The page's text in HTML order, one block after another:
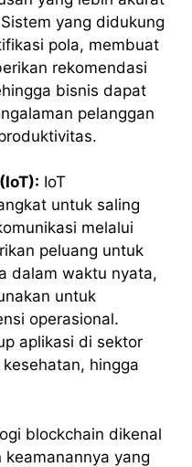
yang didukung
pola, membuat
rekomendasi
bisnis dapat
pelanggan
IoT
untuk saling
melalui
peluang untuk
dalam waktu nyata,
untuk
operasional.
aplikasi di sektor
hingga
blockchain dikenal
keamanannya yang